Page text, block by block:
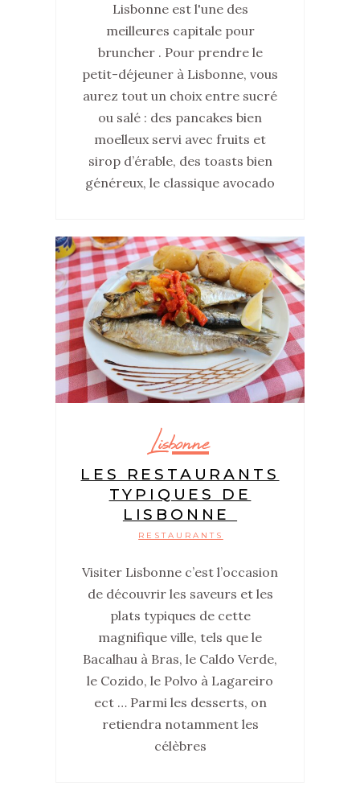
Lisbonne est l'une des
meilleures capitale pour
bruncher . Pour prendre le
petit-déjeuner à Lisbonne, vous
aurez tout un choix entre sucré
ou salé : des pancakes bien
moelleux servi avec fruits et
sirop d’érable, des toasts bien
généreux, le classique avocado
Lisbonne
LES RESTAURANTS
TYPIQUES DE
LISBONNE
RESTAURANTS
Visiter Lisbonne c’est l’occasion
de découvrir les saveurs et les
plats typiques de cette
magnifique ville, tels que le
Bacalhau à Bras, le Caldo Verde,
le Cozido, le Polvo à Lagareiro
ect … Parmi les desserts, on
retiendra notamment les
célèbres